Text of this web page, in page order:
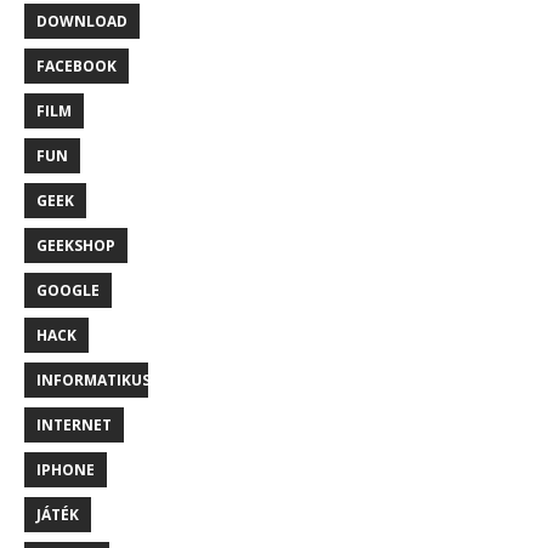
DOWNLOAD
FACEBOOK
FILM
FUN
GEEK
GEEKSHOP
GOOGLE
HACK
INFORMATIKUS
INTERNET
IPHONE
JÁTÉK